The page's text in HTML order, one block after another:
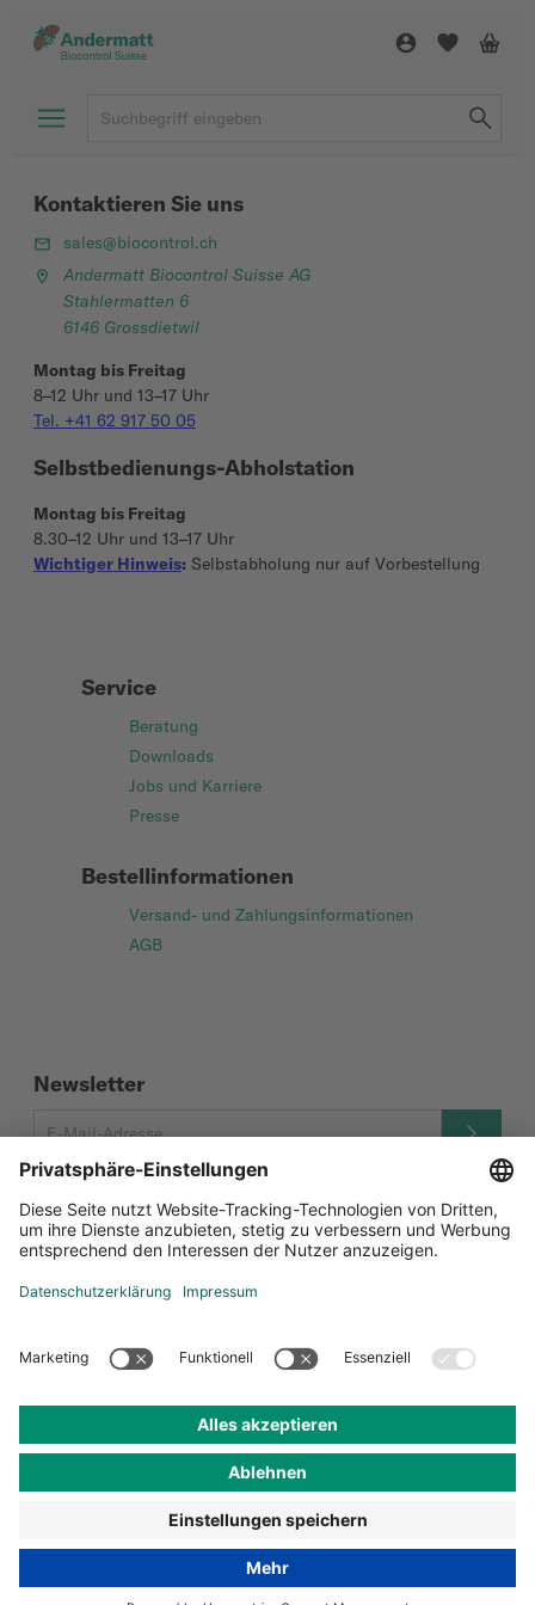
Service
Beratung
Downloads
Jobs und Karriere
Presse
Bestellinformationen
Versand- und Zahlungsinformationen
AGB
Newsletter
Social Media
Zertifizierungen
Kontaktieren Sie uns
sales@biocontrol.ch
Andermatt Biocontrol Suisse AG
Stahlermatten 6
6146 Grossdietwil
Montag bis Freitag
8–12 Uhr und 13–17 Uhr
Tel. +41 62 917 50 05
Selbstbedienungs-Abholstation
Montag bis Freitag
8.30–12 Uhr und 13–17 Uhr
Wichtiger Hinweis: Selbstabholung nur auf Vorbestellung
Datenschutz-Einstellungen Datenschutz
AGB